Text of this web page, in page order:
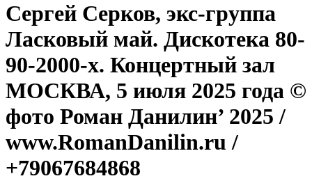
Сергей Серков, экс-группа
Ласковый май. Дискотека 80-
90-2000-х. Концертный зал
МОСКВА, 5 июля 2025 года ©
фото Роман Данилин’ 2025 /
www.RomanDanilin.ru /
+79067684868